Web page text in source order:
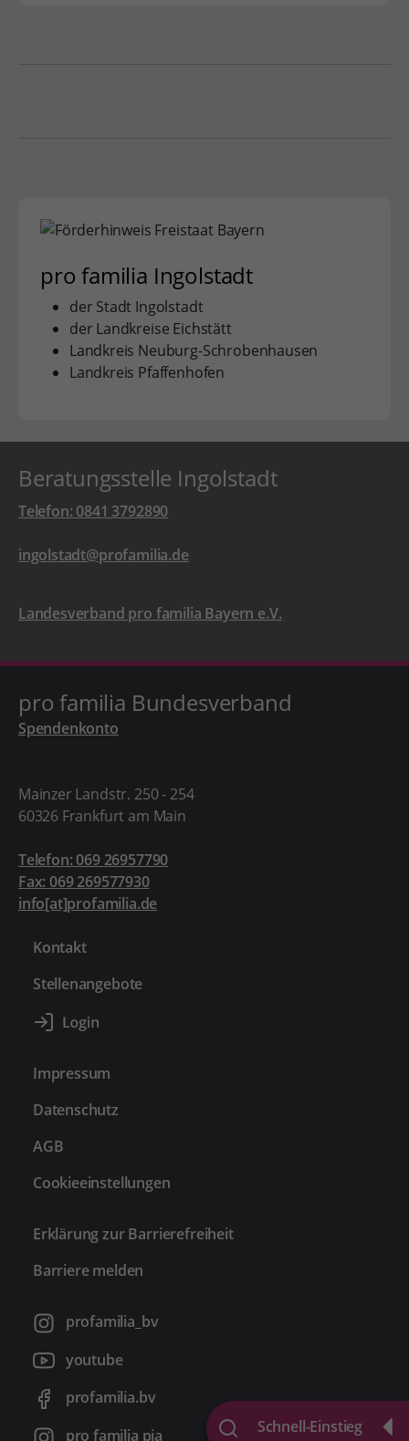
Schnell-Einstieg
pro familia Ingolstadt
der Stadt Ingolstadt
der Landkreise Eichstätt
Landkreis Neuburg-Schrobenhausen
Landkreis Pfaffenhofen
Beratungsstelle Ingolstadt
Telefon: 0841 3792890
ingolstadt@profamilia.de
Landesverband pro familia Bayern e.V.
pro familia Bundesverband
Spendenkonto
Mainzer Landstr. 250 - 254
60326 Frankfurt am Main
Telefon: 069 26957790
Fax: 069 269577930
info[at]profamilia.de
Kontakt
Stellenangebote
Impressum
Datenschutz
AGB
Cookieeinstellungen
Erklärung zur Barrierefreiheit
Barriere melden
profamilia_bv
youtube
profamilia.bv
pro familia pia